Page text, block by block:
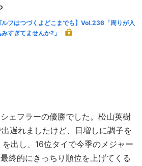
ルフはつづくよどこまでも】Vol.236「周りが入
すぎてませんか?」
ェフラーの優勝でした。松山英樹
遅れましたけど、日増しに調子を
出し、16位タイで今季のメジャー
終的にきっちり順位を上げてくる